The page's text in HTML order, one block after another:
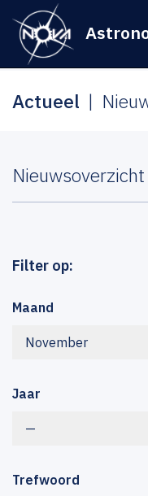
Actueel
Nieuwsoverzicht
Filter op:
Maand
November
Jaar
—
Trefwoord